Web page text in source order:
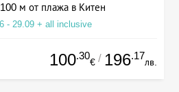
м от плажа в Китен
- 29.09 + all inclusive
100.30
€ / 196.17
лв.